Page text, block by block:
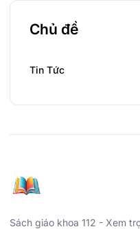
Chủ đề
Tin Tức
Sách giáo khoa 112 - Xem